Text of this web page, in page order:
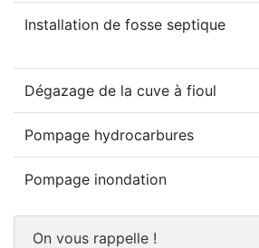
Installation de fosse septique
Dégazage de la cuve à fioul
Pompage hydrocarbures
Pompage inondation
On vous rappelle !